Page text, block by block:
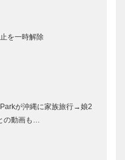
を一時解除
が沖縄に家族旅行→娘2
の動画も…